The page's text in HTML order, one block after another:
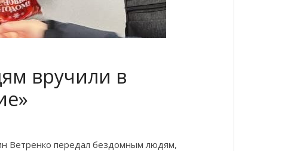
вручили в
Ветренко передал бездомным людям,